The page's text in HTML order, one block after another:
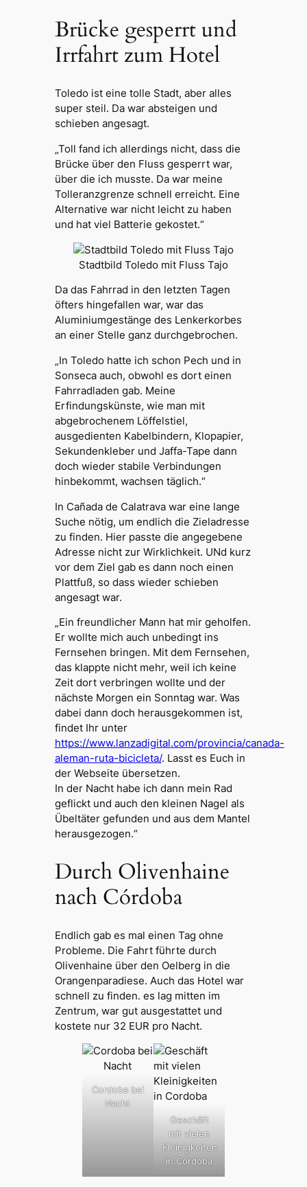
Brücke gesperrt und
Irrfahrt zum Hotel
Toledo ist eine tolle Stadt, aber alles
super steil. Da war absteigen und
schieben angesagt.
„Toll fand ich allerdings nicht, dass die
Brücke über den Fluss gesperrt war,
über die ich musste. Da war meine
Tolleranzgrenze schnell erreicht. Eine
Alternative war nicht leicht zu haben
und hat viel Batterie gekostet.“
Stadtbild Toledo mit Fluss Tajo
Da das Fahrrad in den letzten Tagen
öfters hingefallen war, war das
Aluminiumgestänge des Lenkerkorbes
an einer Stelle ganz durchgebrochen.
„In Toledo hatte ich schon Pech und in
Sonseca auch, obwohl es dort einen
Fahrradladen gab. Meine
Erfindungskünste, wie man mit
abgebrochenem Löffelstiel,
ausgedienten Kabelbindern, Klopapier,
Sekundenkleber und Jaffa-Tape dann
doch wieder stabile Verbindungen
hinbekommt, wachsen täglich.“
In Cañada de Calatrava war eine lange
Suche nötig, um endlich die Zieladresse
zu finden. Hier passte die angegebene
Adresse nicht zur Wirklichkeit. UNd kurz
vor dem Ziel gab es dann noch einen
Plattfuß, so dass wieder schieben
angesagt war.
„Ein freundlicher Mann hat mir geholfen.
Er wollte mich auch unbedingt ins
Fernsehen bringen. Mit dem Fernsehen,
das klappte nicht mehr, weil ich keine
Zeit dort verbringen wollte und der
nächste Morgen ein Sonntag war. Was
dabei dann doch herausgekommen ist,
findet Ihr unter
https://www.lanzadigital.com/provincia/canada-
aleman-ruta-bicicleta/. Lasst es Euch in
der Webseite übersetzen.
In der Nacht habe ich dann mein Rad
geflickt und auch den kleinen Nagel als
Übeltäter gefunden und aus dem Mantel
herausgezogen.“
Durch Olivenhaine
nach Córdoba
Endlich gab es mal einen Tag ohne
Probleme. Die Fahrt führte durch
Olivenhaine über den Oelberg in die
Orangenparadiese. Auch das Hotel war
schnell zu finden. es lag mitten im
Zentrum, war gut ausgestattet und
kostete nur 32 EUR pro Nacht.
Cordoba bei
Nacht
Geschäft
mit vielen
Kleinigkeiten
in Cordoba